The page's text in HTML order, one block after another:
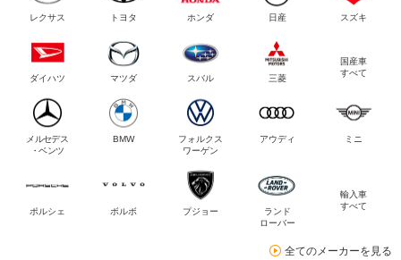
レクサス トヨタ ホンダ 日産 スズキ
ダイハツ マツダ スバル 三菱
国産車
すべて
メルセデス
・ベンツ
BMW
フォルクス
ワーゲン
アウディ ミニ
ポルシェ ボルボ プジョー
ランド
ローバー
輸入車
すべて
全てのメーカーを見る